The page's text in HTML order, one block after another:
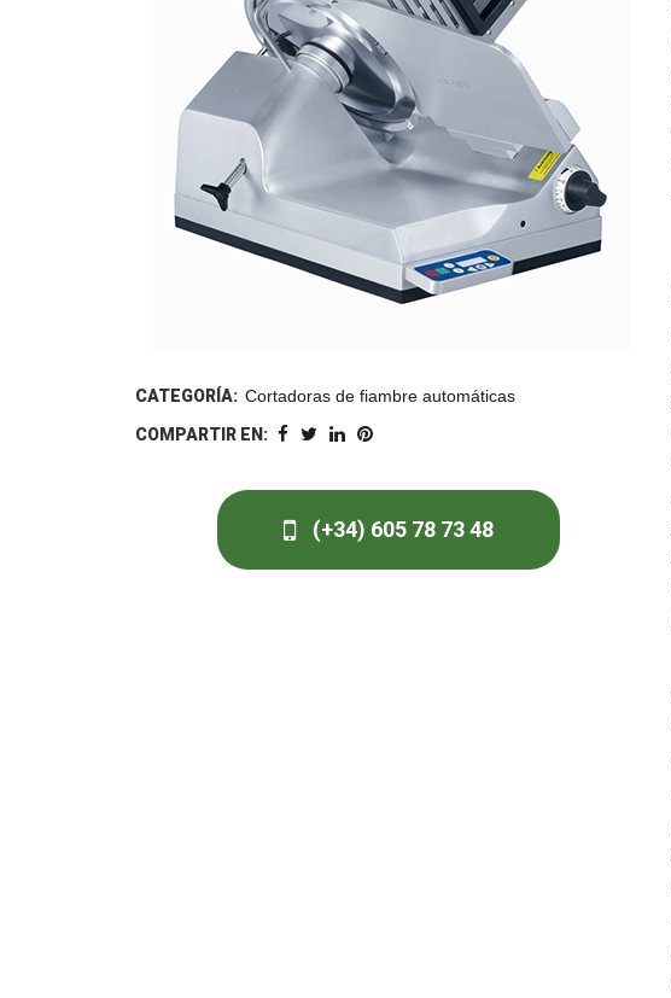
CATEGORÍA: Cortadoras de fiambre automáticas
COMPARTIR EN:
(+34) 605 78 73 48